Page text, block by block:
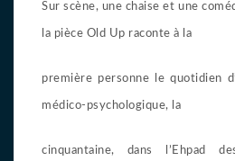
Sur scène, une chaise et une
la pièce Old Up raconte à la
première personne le quotidien
médico-psychologique, la
cinquantaine, dans l’Ehpad